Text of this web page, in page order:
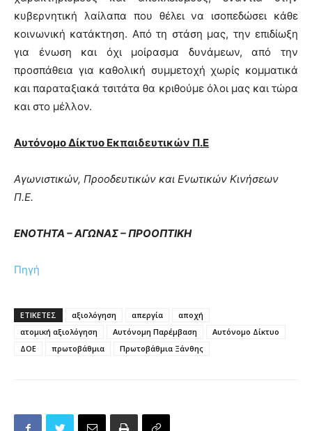
κυβερνητική λαίλαπα που θέλει να ισοπεδώσει κάθε
κοινωνική κατάκτηση. Από τη στάση μας, την επιδίωξη
για ένωση και όχι μοίρασμα δυνάμεων, από την
προσπάθεια για καθολική συμμετοχή χωρίς κομματικά
και παραταξιακά τσιτάτα θα κριθούμε όλοι μας και τώρα
και στο μέλλον.
Αυτόνομο Δίκτυο Εκπαιδευτικών Π.Ε
Αγωνιστικών, Προοδευτικών και Ενωτικών Κινήσεων
Π.Ε.
ΕΝΟΤΗΤΑ –ΑΓΩΝΑΣ–ΠΡΟΟΠΤΙΚΗ
Πηγή
ΕΤΙΚΕΤΕΣ αξιολόγηση απεργία
αποχή
ατομική αξιολόγηση
Αυτόνομη Παρέμβαση
Αυτόνομο Δίκτυο
ΔΟΕ
πρωτοβάθμια Πρωτοβάθμια Ξάνθης